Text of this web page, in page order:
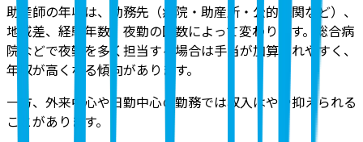
助産師の年収は、勤務先（病院・助産所・公的機関など）、
地域差、経験年数、夜勤の回数によって変わります。
総合病
院などで夜勤を多く担当する場合は手当が加算されやすく、
年収が高くなる傾向があります。
一方、外来中心や日勤中心の勤務では収入はやや抑えられる
ことがあります。